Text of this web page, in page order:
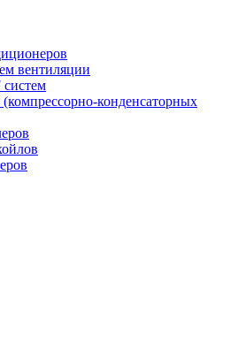
вентиляции
конденсаторных